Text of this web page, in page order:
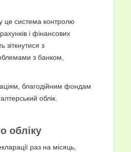
це система контролю
і фінансових
зіткнутися з
з банком,
благодійним фондам
облік.
обліку
раз на місяць,